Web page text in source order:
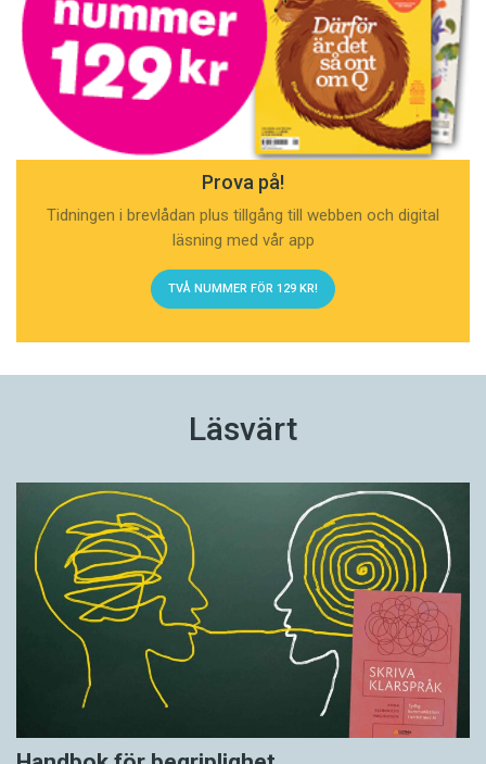
Prova på!
Tidningen i brevlådan plus tillgång till webben och digital
läsning med vår app
TVÅ NUMMER FÖR 129 KR!
Läsvärt